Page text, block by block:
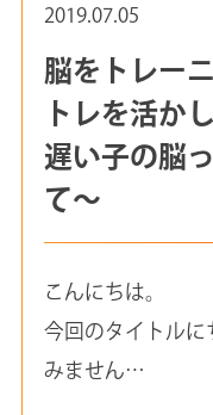
2019.07.05
脳をトレー
トレを活か
遅い子の脳
て～
こんにちは。
今回のタイトルに
みません…